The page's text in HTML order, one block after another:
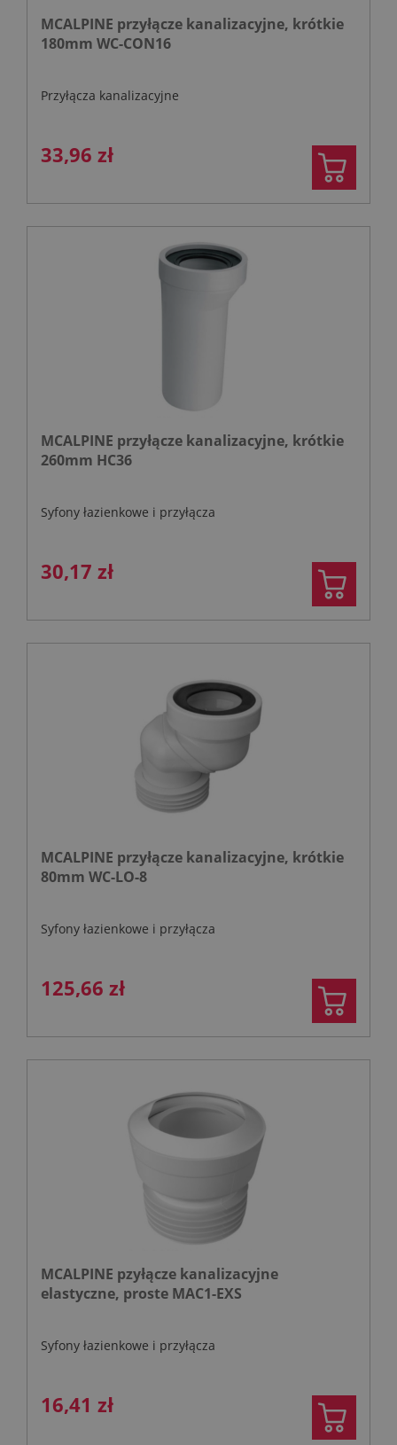
MCALPINE przyłącze kanalizacyjne, krótkie
180mm WC-CON16
Przyłącza kanalizacyjne
33,96 zł
MCALPINE przyłącze kanalizacyjne, krótkie
260mm HC36
Syfony łazienkowe i przyłącza
30,17 zł
MCALPINE przyłącze kanalizacyjne, krótkie
80mm WC-LO-8
Syfony łazienkowe i przyłącza
125,66 zł
MCALPINE pzyłącze kanalizacyjne
elastyczne, proste MAC1-EXS
Syfony łazienkowe i przyłącza
16,41 zł